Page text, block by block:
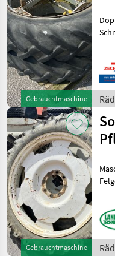
Gebrauchtmaschine
/
Gebrauchtmaschine